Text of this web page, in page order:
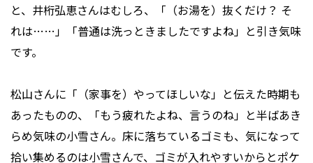
と、井桁弘恵さんはむしろ、「（お湯を）抜くだけ？ そ
れは……」「普通は洗っときましたですよね」と引き気味
です。
松山さんに「（家事を）やってほしいな」と伝えた時期も
あったものの、「もう疲れたよね、言うのね」と半ばあき
らめ気味の小雪さん。床に落ちているゴミも、気になって
拾い集めるのは小雪さんで、ゴミが入れやすいからとポケ